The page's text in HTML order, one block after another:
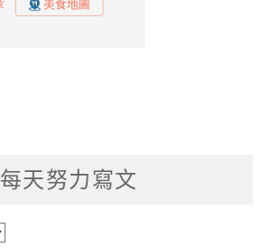
每天努力寫文